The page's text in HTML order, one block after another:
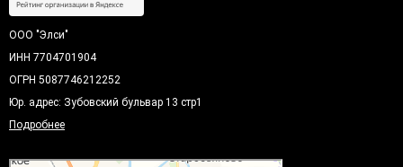
ООО "Элси"
ИНН 7704701904
ОГРН 5087746212252
Юр. адрес: Зубовский бульвар 13 стр1
Подробнее